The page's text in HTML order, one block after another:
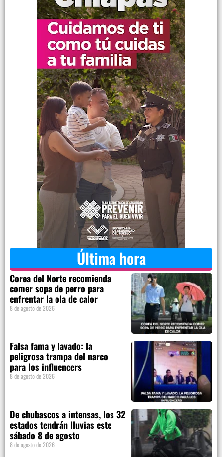
Última hora
Corea del Norte recomienda
comer sopa de perro para
enfrentar la ola de calor
8 de agosto de 2026
Falsa fama y lavado: la
peligrosa trampa del narco
para los influencers
8 de agosto de 2026
De chubascos a intensas, los 32
estados tendrán lluvias este
sábado 8 de agosto
8 de agosto de 2026